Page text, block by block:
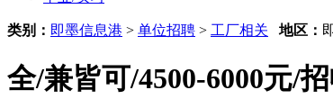
类别： 即墨信息港 > 单位招聘 > 工厂相关 地区：
全/兼皆可/4500-6000元/